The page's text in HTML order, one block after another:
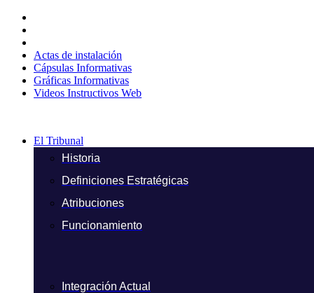
contenido
Actas de instalación
Cápsulas Informativas
Gráficas Informativas
Videos Instructivos Web
El Tribunal
Historia
Definiciones Estratégicas
Atribuciones
Funcionamiento
Integración Actual